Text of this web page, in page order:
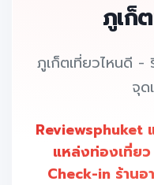
ภูเก็
ภูเก็ตเที่ยวไหนดี -
จุด
Reviewsphuket
แหล่งท่องเที่ย
Check-in ร้าน